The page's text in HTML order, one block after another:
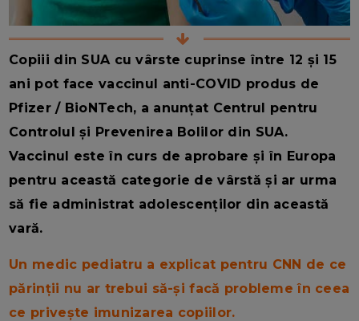
Copiii din SUA cu vârste cuprinse între 12 și 15
ani pot face vaccinul anti-COVID produs de
Pfizer / BioNTech, a anunțat Centrul pentru
Controlul și Prevenirea Bolilor din SUA.
Vaccinul este în curs de aprobare și în Europa
pentru această categorie de vârstă și ar urma
să fie administrat adolescenților din această
vară.
Un medic pediatru a explicat pentru CNN de ce
părinții nu ar trebui să-și facă probleme în ceea
ce privește imunizarea copiilor.